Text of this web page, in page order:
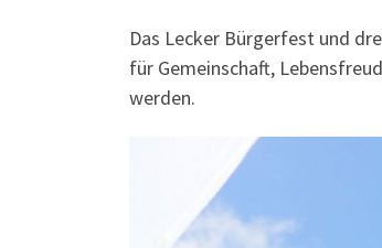
Das Lecker Bürgerfest und
für Gemeinschaft,
werden.